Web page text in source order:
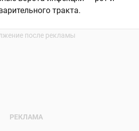
тракта.